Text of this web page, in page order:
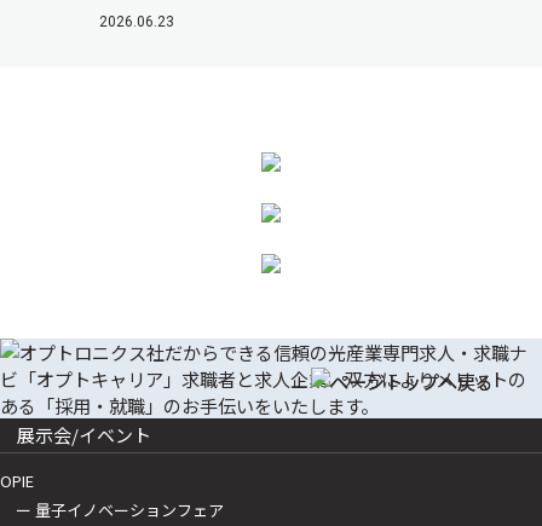
2026.06.23
展示会/イベント
OPIE
ー 量子イノベーションフェア